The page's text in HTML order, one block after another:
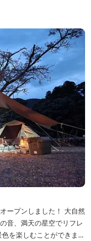
ープンしました！ 大自然
音、満天の星空でリフレ
を楽しむことができま